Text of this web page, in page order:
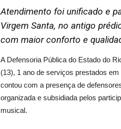
Atendimento foi unificado e
Virgem Santa, no antigo
com maior conforto e
A Defensoria Pública do Estado do
(13), 1 ano de serviços prestados
contou com a presença de
organizada e subsidiada pelos
musical.